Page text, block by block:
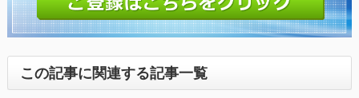
この記事に関連する記事一覧